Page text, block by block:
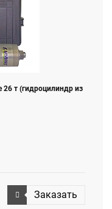
26 т (гидроцилиндр из
Заказать